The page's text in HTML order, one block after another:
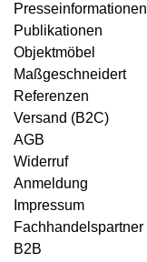
Presseinformationen
Publikationen
Objektmöbel
Maßgeschneidert
Referenzen
Versand (B2C)
AGB
Widerruf
Anmeldung
Impressum
Fachhandelspartner
B2B